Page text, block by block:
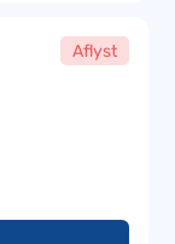
Aflyst